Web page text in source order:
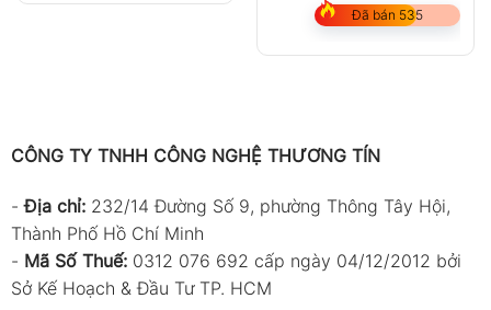
Đã bán 535
CÔNG TY TNHH CÔNG NGHỆ THƯƠNG TÍN
-Địa chỉ: 232/14 Đường Số 9, phường Thông Tây Hội,
Thành Phố Hồ Chí Minh
- Mã Số Thuế: 0312 076 692 cấp ngày 04/12/2012 bởi
Sở Kế Hoạch & Đầu Tư TP. HCM